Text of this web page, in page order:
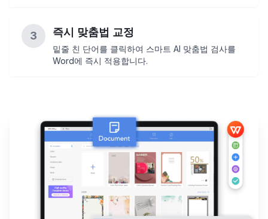
3 즉시 맞춤법 교정
밑줄 친 단어를 클릭하여 스마트 AI 맞춤법 검사를
Word에 즉시 적용합니다.